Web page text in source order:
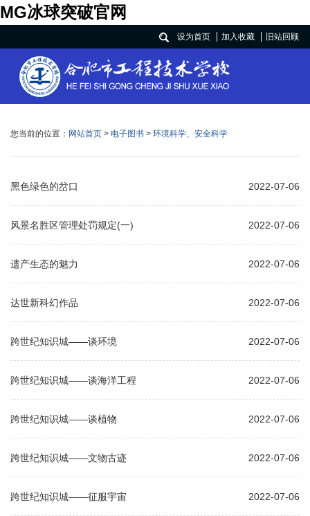
MG冰球突破官网
设为首页 加入收藏 旧站回顾
您当前的位置： 网站首页 > 电子图书 > 环境科学、安全科学
黑色绿色的岔口 2022-07-06
风景名胜区管理处罚规定(一) 2022-07-06
遗产生态的魅力 2022-07-06
达世新科幻作品 2022-07-06
跨世纪知识城——谈环境 2022-07-06
跨世纪知识城——谈海洋工程 2022-07-06
跨世纪知识城——谈植物 2022-07-06
跨世纪知识城——文物古迹 2022-07-06
跨世纪知识城——征服宇宙 2022-07-06